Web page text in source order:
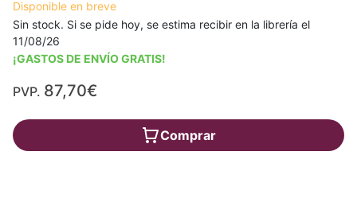
Disponible en breve
Sin stock. Si se pide hoy, se estima recibir en la librería el
11/08/26
¡GASTOS DE ENVÍO GRATIS!
PVP. 87,70€
Comprar